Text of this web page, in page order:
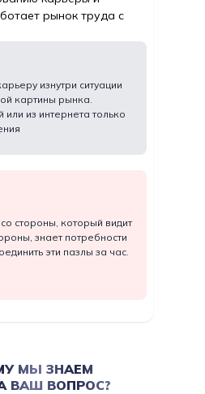
рынок труда с
изнутри ситуации
картины рынка.
или из интернета только
стороны, который видит
знает потребности
эти пазлы за час.
МЫ ЗНАЕМ
ВАШ ВОПРОС?